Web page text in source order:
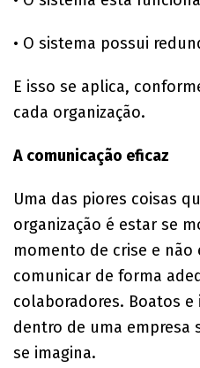
• O sistema possui
E isso se aplica,
cada organização.
A comunicação eficaz
Uma das piores coisas
organização é estar se
momento de crise e não
comunicar de forma
colaboradores. Boatos
dentro de uma empresa
se imagina.